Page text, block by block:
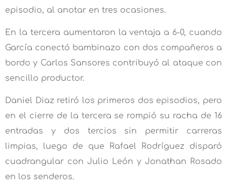
episodio, al anotar en tres ocasiones.
En la tercera aumentaron la ventaja a 6-0, cuando
García conectó bambinazo con dos compañeros a
bordo y Carlos Sansores contribuyó al ataque con
sencillo productor.
Daniel Diaz retiró los primeros dos episodios, pero
en el cierre de la tercera se rompió su racha de 16
entradas y dos tercios sin permitir carreras
limpias, luego de que Rafael Rodríguez disparó
cuadrangular con Julio León y Jonathan Rosado
en los senderos.